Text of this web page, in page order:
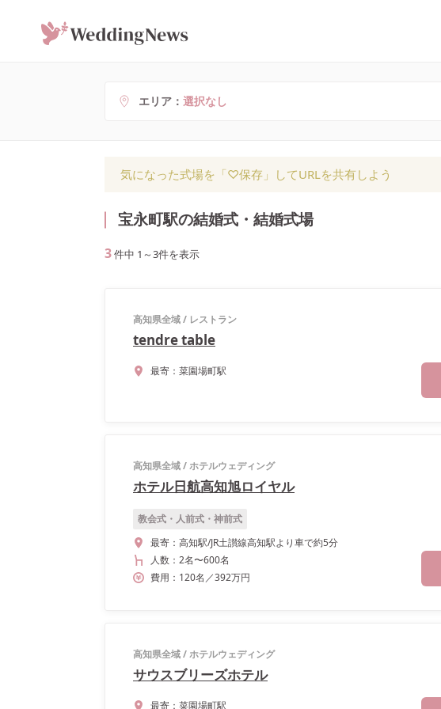
エリア 選択なし
気になった式場を「♡保存」してURLを共有しよう
宝永町駅の結婚式・結婚式場
3件中 1 ～3件を表示
高知県全域/ レストラン
tendre table
最寄： 菜園場町駅
高知県全域/ホテルウェディング
ホテル日航高知旭ロイヤル
教会式・人前式・神前式
最寄： 高知駅/JR土讃線高知駅より車で約5分
人数： 2名〜600名
費用： 120名 ／392万円
高知県全域/ホテルウェディング
サウスブリーズホテル
最寄： 菜園場町駅